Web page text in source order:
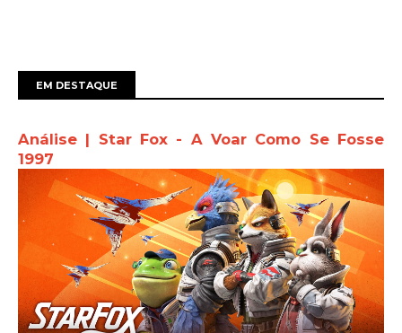
EM DESTAQUE
Análise | Star Fox - A Voar Como Se Fosse
1997